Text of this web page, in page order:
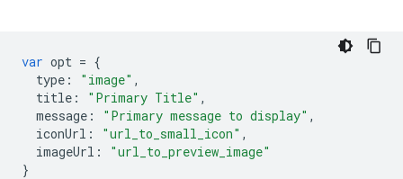
var opt = {
type : "image" ,
title : "Primary Title" ,
message : "Primary message to display" ,
iconUrl : "url_to_small_icon" ,
imageUrl :
"url_to_preview_image"
}